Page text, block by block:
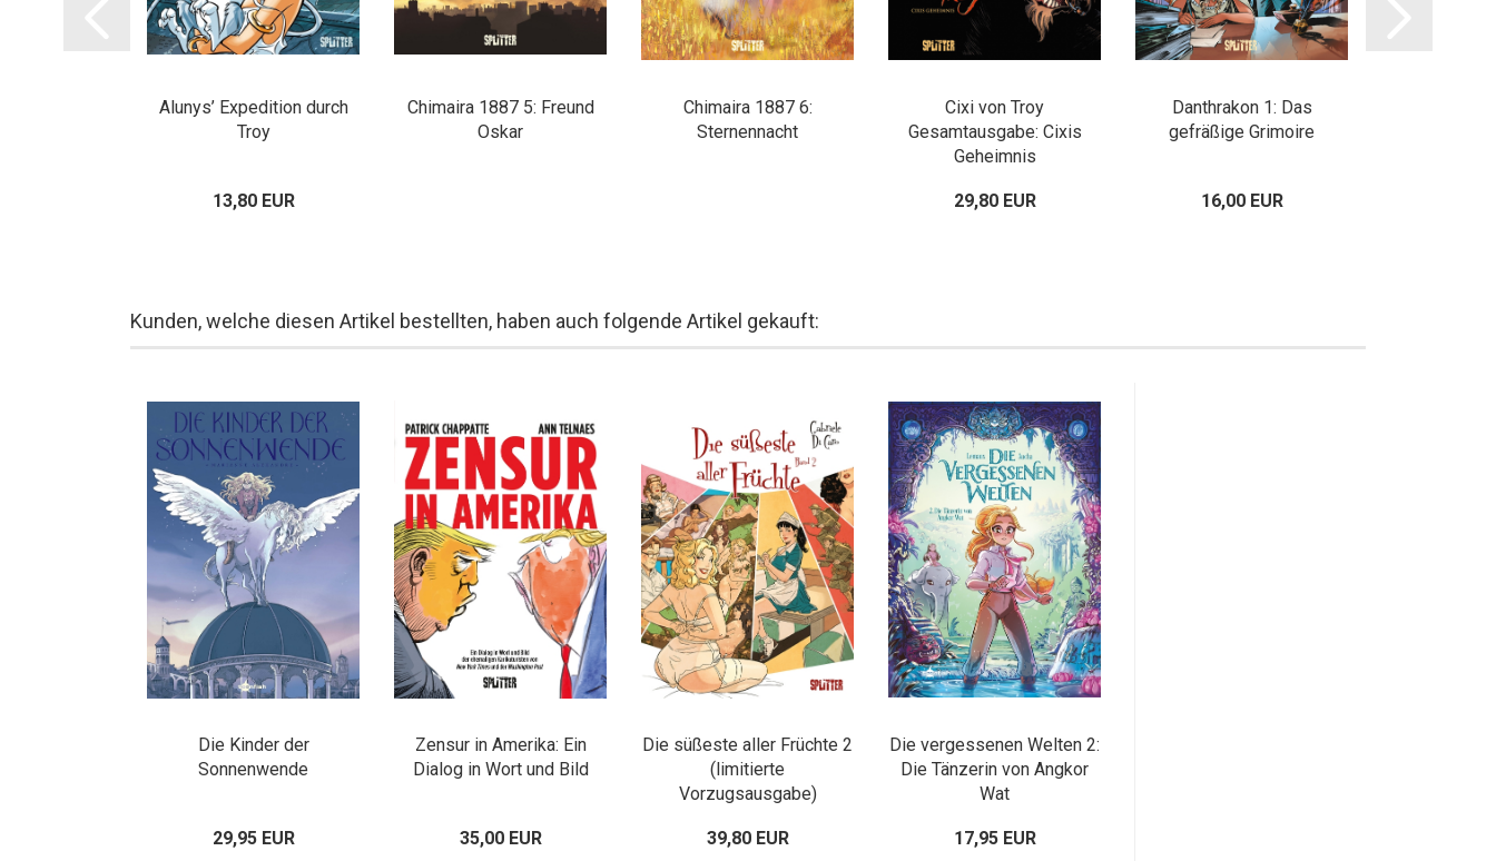
Alunys’ Expedition durch
Troy
13,80 EUR
Chimaira 1887 5: Freund
Oskar
Chimaira 1887 6:
Sternennacht
Cixi von Troy
Gesamtausgabe: Cixis
Geheimnis
29,80 EUR
Danthrakon 1: Das
gefräßige Grimoire
16,00 EUR
Kunden, welche diesen Artikel bestellten, haben auch folgende Artikel gekauft:
Die Kinder der
Sonnenwende
29,95 EUR
Zensur in Amerika: Ein
Dialog in Wort und Bild
35,00 EUR
Die süßeste aller Früchte 2
(limitierte
Vorzugsausgabe)
39,80 EUR
Die vergessenen Welten 2:
Die Tänzerin von Angkor
Wat
17,95 EUR